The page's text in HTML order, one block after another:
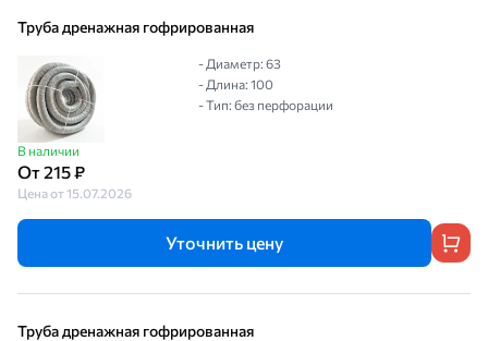
Труба дренажная гофрированная
В наличии
От 215 ₽
Цена от 15.07.2026
- Диаметр: 63
- Длина: 100
- Тип: без перфорации
Уточнить цену
Труба дренажная гофрированная